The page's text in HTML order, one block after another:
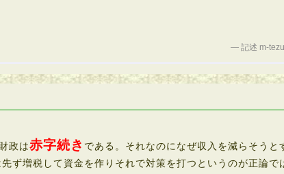
— 記述 m-
政は赤字続き である。それなのになぜ収入を減らそうと
ず増税して資金を作りそれで対策を打つというのが正論で